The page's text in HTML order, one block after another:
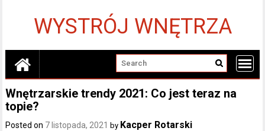
WYSTRÓJ WNĘTRZA
Wnętrzarskie trendy 2021: Co jest teraz na
topie?
Posted on 7 listopada, 2021 by Kacper Rotarski